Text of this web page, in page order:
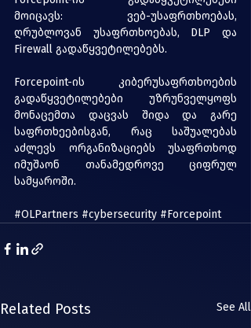
მოიცავს: ვებ-უსაფრთხოებას,
ღრუბლოვან უსაფრთხოებას, DLP და
Firewall გადაწყვეტილებებს.
Forcepoint-ის კიბერუსაფრთხოების
გადაწყვეტილებები უზრუნველყოფს
მონაცემთა დაცვას შიდა და გარე
საფრთხეებისგან, რაც საშუალებას
აძლევს ორგანიზაციებს უსაფრთხოდ
იმუშაონ თანამედროვე ციფრულ
სამყაროში.
#OLPartners #cybersecurity #Forcepoint
Related Posts See All